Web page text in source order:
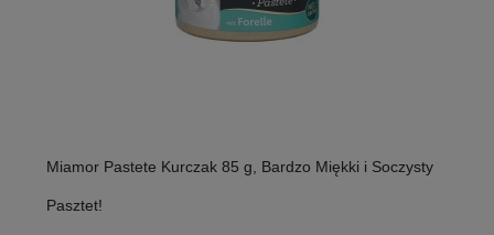
Miamor Pastete Kurczak 85 g, Bardzo Miękki i Soczysty
Pasztet!